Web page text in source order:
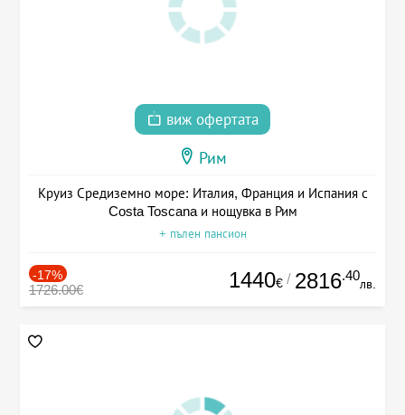
виж офертата
Рим
Круиз Средиземно море: Италия, Франция и Испания с
Costa Toscana и нощувка в Рим
+ пълен пансион
-17%
1726.00€ 1440€ / 2816.40
лв.